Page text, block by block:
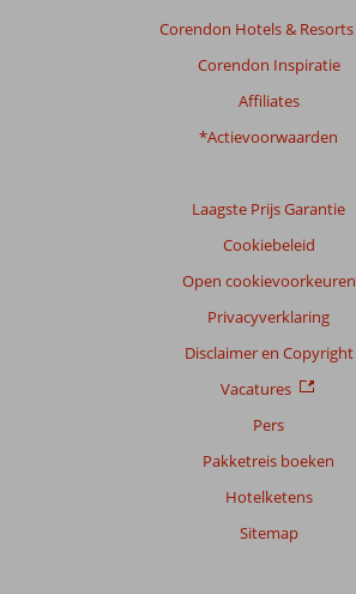
Corendon Hotels & Resorts
Corendon Inspiratie
Affiliates
*Actievoorwaarden
Laagste Prijs Garantie
Cookiebeleid
Open cookievoorkeuren
Privacyverklaring
Disclaimer en Copyright
Vacatures
Pers
Pakketreis boeken
Hotelketens
Sitemap